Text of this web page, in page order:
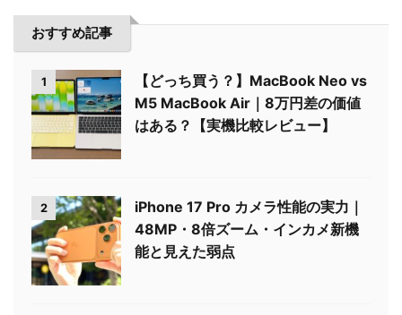
おすすめ記事
1
【どっち買う？】MacBook Neo vs
M5 MacBook Air｜8万円差の価値
はある？【実機比較レビュー】
2
iPhone 17 Pro カメラ性能の実力｜
48MP・8倍ズーム・インカメ新機
能と見えた弱点